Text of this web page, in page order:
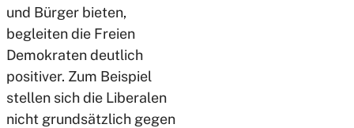
und Bürger bieten,
begleiten die Freien
Demokraten deutlich
positiver. Zum Beispiel
stellen sich die Liberalen
nicht grundsätzlich gegen